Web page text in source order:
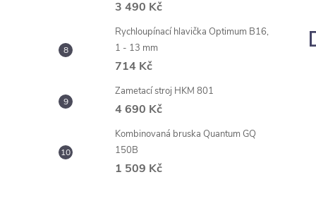
3 490 Kč
Rychloupínací hlavička Optimum B16,
1 - 13 mm
714 Kč
Zametací stroj HKM 801
4 690 Kč
Kombinovaná bruska Quantum GQ
150B
1 509 Kč